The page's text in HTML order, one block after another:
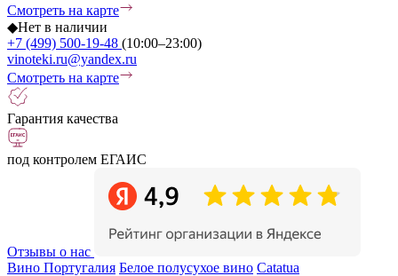
Смотреть на карте
◆Нет в наличии
+7 (499) 500-19-48 (10:00–23:00)
vinoteki.ru@yandex.ru
Смотреть на карте
Гарантия качества
под контролем ЕГАИС
Отзывы о нас
Вино Португалия Белое полусухое вино Catatua